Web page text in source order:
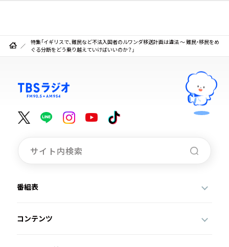
特集「イギリスで、難民など不法入国者のルワンダ移送計画は違法 ～ 難民・移民をめ
ぐる分断をどう乗り越えていけばいいのか？」
番組表
コンテンツ